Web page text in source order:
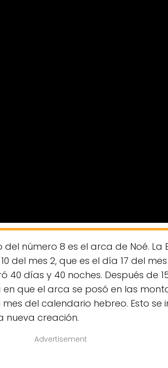
número 8 es el arca de Noé. La
del mes 2, que es el día 17 del
40 días y 40 noches. Después de
que el arca se posó en las
del calendario hebreo. Esto
nueva creación.
Advertisement